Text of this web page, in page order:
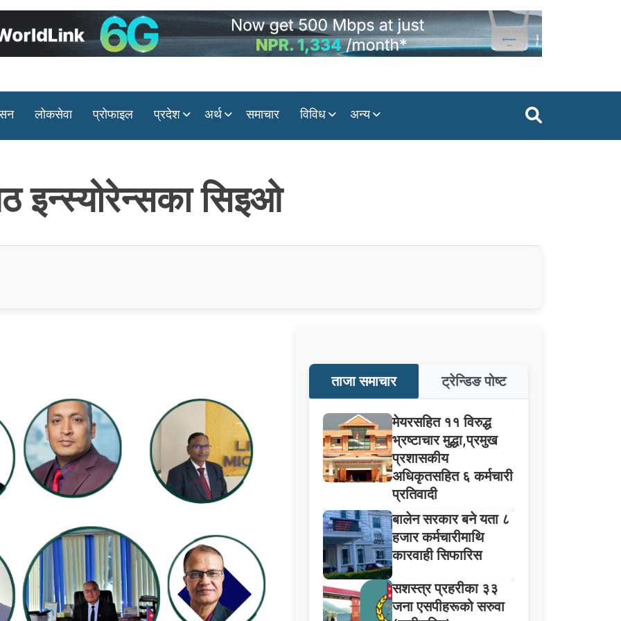
लोकसेवा प्रोफाइल प्रदेश अर्थ समाचार विविध अन्य
इन्स्योरेन्सका सिइओ
ताजा समाचार ट्रेन्डिङ पोष्ट
मेयरसहित ११ विरुद्ध
भ्रष्टाचार मुद्धा,प्रमुख
प्रशासकीय
अधिकृतसहित ६ कर्मचारी
प्रतिवादी
बालेन सरकार बने यता ८
हजार कर्मचारीमाथि
कारवाही सिफारिस
सशस्त्र प्रहरीका ३३
जना एसपीहरूको सरुवा